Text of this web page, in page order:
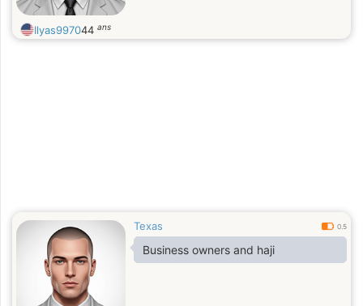
Ilyas997044 ans
Texas 0.5
Business owners and haji